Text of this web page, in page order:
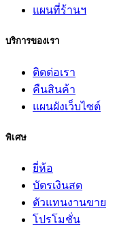
แผนที่ร้านฯ
บริการของเรา
ติดต่อเรา
คืนสินค้า
แผนผังเว็บไซต์
พิเศษ
ยี่ห้อ
บัตรเงินสด
ตัวแทนงานขาย
โปรโมชั่น